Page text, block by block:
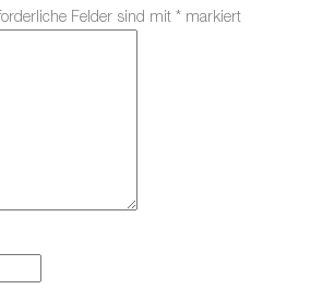
Felder sind mit * markiert